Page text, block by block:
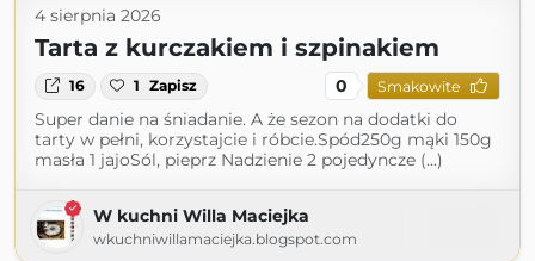
4 sierpnia 2026
Tarta z kurczakiem i szpinakiem
16 1 Zapisz 0 Smakowite
Super danie na śniadanie. A że sezon na dodatki do
tarty w pełni, korzystajcie i róbcie.Spód250g mąki 150g
masła 1 jajoSól, pieprz Nadzienie 2 pojedyncze (...)
W kuchni Willa Maciejka
wkuchniwillamaciejka.blogspot.com